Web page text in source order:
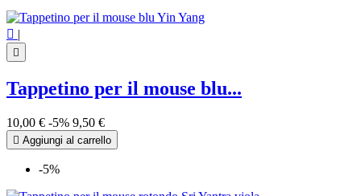
 |

Tappetino per il mouse blu...
10,00 € -5% 9,50 €
 Aggiungi al carrello
-5%